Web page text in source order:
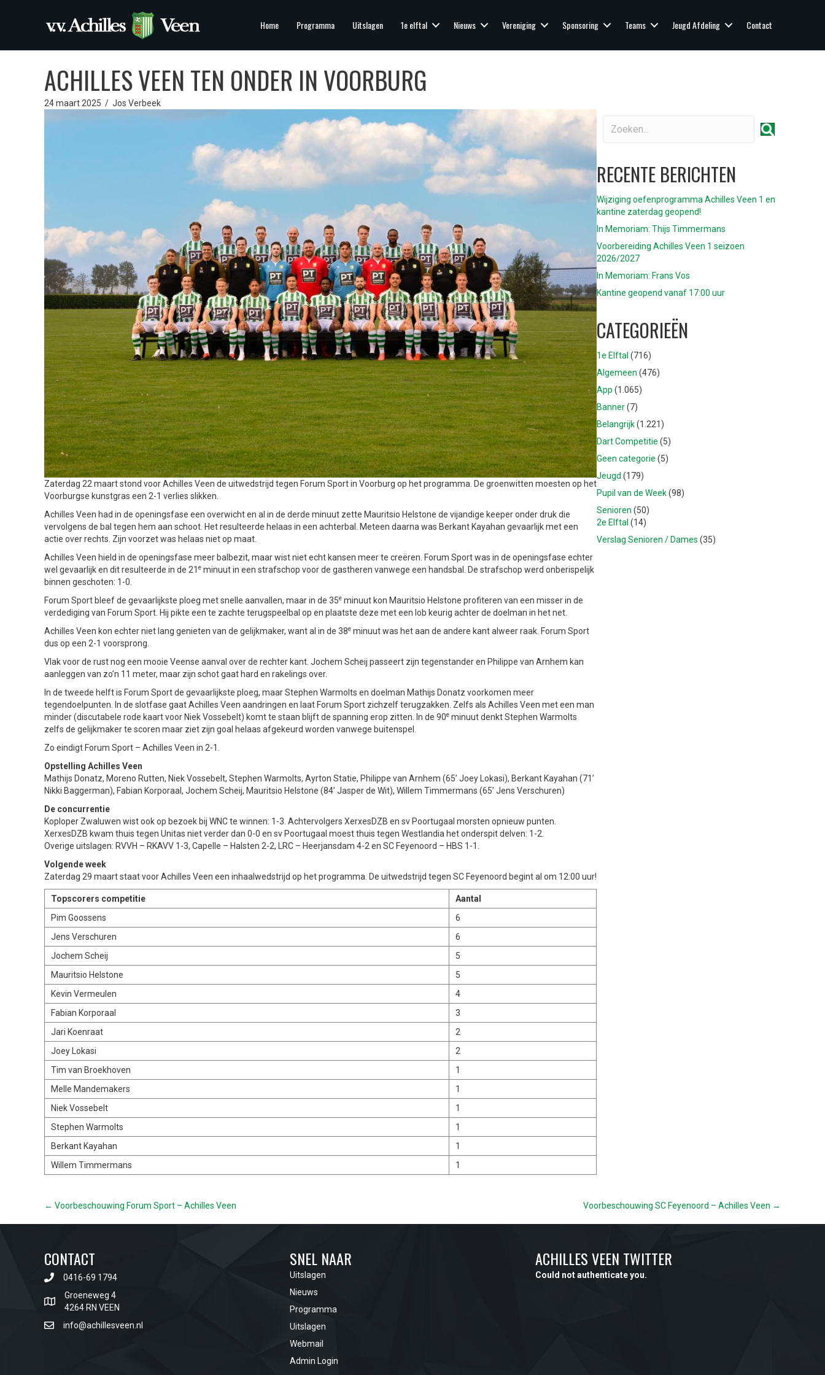
Home Programma Uitslagen 1e elftal Nieuws Vereniging Sponsoring Teams Jeugd Afdeling Contact
ACHILLES VEEN TEN ONDER IN VOORBURG
24 maart 2025 / Jos Verbeek
Zaterdag 22 maart stond voor Achilles Veen de uitwedstrijd tegen Forum Sport in Voorburg op het programma. De groenwitten moesten op het
Voorburgse kunstgras een 2-1 verlies slikken.
Achilles Veen had in de openingsfase een overwicht en al in de derde minuut zette Mauritsio Helstone de vijandige keeper onder druk die
vervolgens de bal tegen hem aan schoot. Het resulteerde helaas in een achterbal. Meteen daarna was Berkant Kayahan gevaarlijk met een
actie over rechts. Zijn voorzet was helaas niet op maat.
Achilles Veen hield in de openingsfase meer balbezit, maar wist niet echt kansen meer te creëren. Forum Sport was in de openingsfase echter
wel gevaarlijk en dit resulteerde in de 21 e minuut in een strafschop voor de gastheren vanwege een handsbal. De strafschop werd onberispelijk
binnen geschoten: 1-0.
Forum Sport bleef de gevaarlijkste ploeg met snelle aanvallen, maar in de 35e minuut kon Mauritsio Helstone profiteren van een misser in de
verdediging van Forum Sport. Hij pikte een te zachte terugspeelbal op en plaatste deze met een lob keurig achter de doelman in het net.
Achilles Veen kon echter niet lang genieten van de gelijkmaker, want al in de 38e minuut was het aan de andere kant alweer raak. Forum Sport
dus op een 2-1 voorsprong.
Vlak voor de rust nog een mooie Veense aanval over de rechter kant. Jochem Scheij passeert zijn tegenstander en Philippe van Arnhem kan
aanleggen van zo’n 11 meter, maar zijn schot gaat hard en rakelings over.
In de tweede helft is Forum Sport de gevaarlijkste ploeg, maar Stephen Warmolts en doelman Mathijs Donatz voorkomen meer
tegendoelpunten. In de slotfase gaat Achilles Veen aandringen en laat Forum Sport zichzelf terugzakken. Zelfs als Achilles Veen met een man
minder (discutabele rode kaart voor Niek Vossebelt) komt te staan blijft de spanning erop zitten. In de 90e minuut denkt Stephen Warmolts
zelfs de gelijkmaker te scoren maar ziet zijn goal helaas afgekeurd worden vanwege buitenspel.
Zo eindigt Forum Sport – Achilles Veen in 2-1.
Opstelling Achilles Veen
Mathijs Donatz, Moreno Rutten, Niek Vossebelt, Stephen Warmolts, Ayrton Statie, Philippe van Arnhem (65’ Joey Lokasi), Berkant Kayahan (71’
Nikki Baggerman), Fabian Korporaal, Jochem Scheij, Mauritsio Helstone (84’ Jasper de Wit), Willem Timmermans (65’ Jens Verschuren)
De concurrentie
Koploper Zwaluwen wist ook op bezoek bij WNC te winnen: 1-3. Achtervolgers XerxesDZB en sv Poortugaal morsten opnieuw punten.
XerxesDZB kwam thuis tegen Unitas niet verder dan 0-0 en sv Poortugaal moest thuis tegen Westlandia het onderspit delven: 1-2.
Overige uitslagen: RVVH – RKAVV 1-3, Capelle – Halsten 2-2, LRC – Heerjansdam 4-2 en SC Feyenoord – HBS 1-1.
Volgende week
Zaterdag 29 maart staat voor Achilles Veen een inhaalwedstrijd op het programma. De uitwedstrijd tegen SC Feyenoord begint al om 12:00 uur!
Topscorers competitie
Aantal
Pim Goossens
6
Jens Verschuren
6
Jochem Scheij
5
Mauritsio Helstone
5
Kevin Vermeulen
4
Fabian Korporaal
3
Jari Koenraat
2
Joey Lokasi
2
Tim van Broekhoven
1
Melle Mandemakers
1
Niek Vossebelt
1
Stephen Warmolts
1
Berkant Kayahan
1
Willem Timmermans
1
RECENTE BERICHTEN
Wijziging oefenprogramma Achilles Veen 1 en
kantine zaterdag geopend!
In Memoriam: Thijs Timmermans
Voorbereiding Achilles Veen 1 seizoen
2026/2027
In Memoriam: Frans Vos
Kantine geopend vanaf 17:00 uur
CATEGORIEËN
1e Elftal (716)
Algemeen (476)
App (1.065)
Banner(7)
Belangrijk(1.221)
Dart Competitie (5)
Geen categorie (5)
Jeugd (179)
Pupil van de Week(98)
Senioren (50)
2e Elftal (14)
Verslag Senioren / Dames (35)
POSTS
← Voorbeschouwing Forum Sport – Achilles Veen Voorbeschouwing SC Feyenoord – Achilles Veen →
CONTACT
0416-69 1794
Groeneweg 4
4264 RN VEEN
info@achillesveen.nl
SNEL NAAR
Uitslagen
Nieuws
Programma
Uitslagen
Webmail
Admin Login
ACHILLES VEEN TWITTER
Could not authenticate you.